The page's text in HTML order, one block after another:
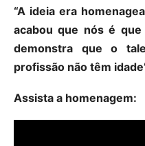
“A ideia era
acabou que nós é que
demonstra que o
profissão não têm
Assista a homenagem: